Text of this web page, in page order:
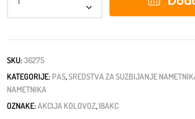
SKU: 36275
KATEGORIJE: PAS,SREDSTVA ZA SUZBIJANJE
NAMETNIKA
OZNAKE: AKCIJA KOLOVOZ,18AKC